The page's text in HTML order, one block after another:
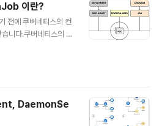
가능한 가상 IP를 할
가능하며, 내부 서비스
각 노드의 동일한
드 환경에서 주..
이란?
전에 쿠버네티스의 컨
니다.쿠버네티스의 컨
버네티스 ①pod를
복 실행할 필요가 없
할 때 사용됩니다.동
DaemonSe